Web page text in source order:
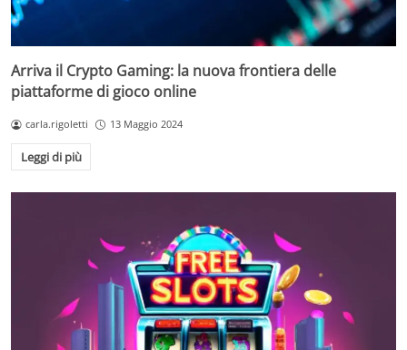
Arriva il Crypto Gaming: la nuova frontiera delle
piattaforme di gioco online
carla.rigoletti 13 Maggio 2024
Leggi di più